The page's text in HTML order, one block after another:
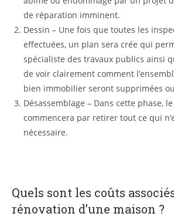
de réparation imminent.
Dessin – Une fois que toutes les
effectuées, un plan sera crée qui
spécialiste des travaux publics ainsi
de voir clairement comment
bien immobilier seront supprimées
Désassemblage – Dans cette phase,
commencera par retirer tout ce qui
nécessaire.
Quels sont les coûts
rénovation d’une maison ?